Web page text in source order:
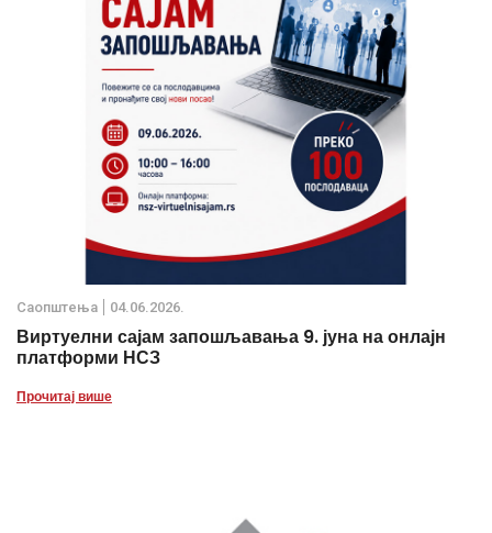
Саопштења 04.06.2026.
Виртуелни сајам запошљавања 9. јуна на онлајн
платформи НСЗ
Прочитај више